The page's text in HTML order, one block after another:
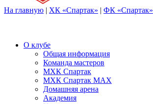
На главную | ХК «Спартак» | ФК «Спартак»
О клубе
Общая информация
Команда мастеров
МХК Спартак
МХК Спартак МАХ
Домашняя арена
Академия